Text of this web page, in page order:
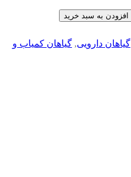
افزودن به سبد خرید
گیاهان دارویی, گیاهان کمیاب و